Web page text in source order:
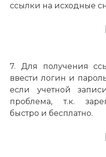
ссылки на исходные
7. Для получения
ввести логин и
если учетной
проблема, т.к.
быстро и бесплатно.